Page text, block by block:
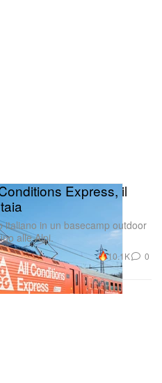
Express, il
italiano in un basecamp outdoor
alle Alpi.
10.1K 0